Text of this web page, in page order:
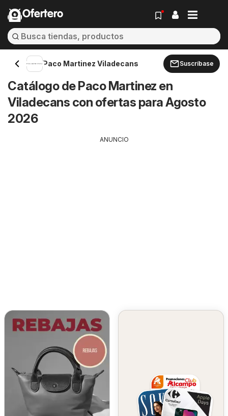
Ofertero
Paco Martinez Viladecans Suscríbase
Catálogo de Paco Martinez en
Viladecans con ofertas para Agosto
2026
ANUNCIO